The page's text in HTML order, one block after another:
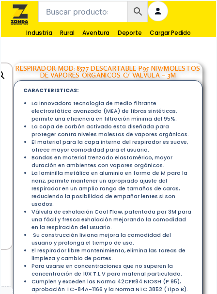
Industria Rural Aventura Deporte Cargar Pedido
RESPIRADOR MOD:8577 DESCARTABLE P95 NIV/MOLESTOS
DE VAPORES ORGANICOS C/ VALVULA – 3M
CARACTERISTICAS:
La innovadora tecnología de medio filtrante
electrostático avanzado (MEA) de fibras sintéticas,
permite una eficiencia en filtración mínima del 95%.
La capa de carbón activado esta diseñada para
proteger contra niveles molestos de vapores orgánicos.
El material para la capa interna del respirador es suave,
ofrece mayor comodidad para el usuario.
Bandas en material trenzado elastomérico, mayor
duración en ambientes con vapores orgánicos.
La laminilla metálica en aluminio en forma de M para la
nariz, permite mantener un apropiado ajuste del
respirador en un amplio rango de tamaños de caras,
reduciendo la posibilidad de empañar lentes si son
usados.
Válvula de exhalación Cool Flow, patentada por 3M para
una fácil y fresca exhalación mejorando la comodidad
en la respiración del usuario.
Su construcción liviana mejora la comodidad del
usuario y prolonga el tiempo de uso.
El respirador libre mantenimiento, elimina las tareas de
limpieza y cambio de partes.
Para usarse en concentraciones que no superen la
concentración de 10X T.L.V para material particulado.
Cumplen y exceden las Norma 42CFR84 NIOSH (P 95),
aprobación TC-84A-1166 y la Norma NTC 3852 (Tipo B).